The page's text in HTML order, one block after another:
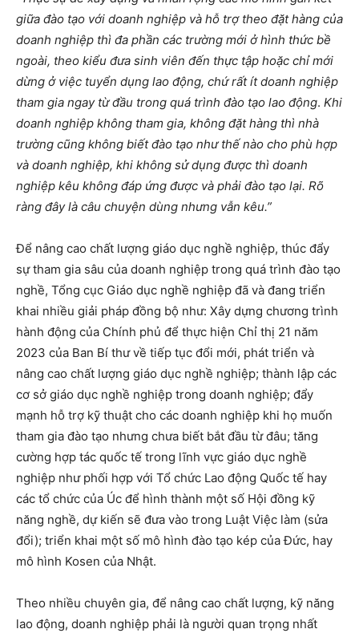
giữa đào tạo với doanh nghiệp và hỗ trợ theo đặt hàng của
doanh nghiệp thì đa phần các trường mới ở hình thức bề
ngoài, theo kiểu đưa sinh viên đến thực tập hoặc chỉ mới
dừng ở việc tuyển dụng lao động, chứ rất ít doanh nghiệp
tham gia ngay từ đầu trong quá trình đào tạo lao động. Khi
doanh nghiệp không tham gia, không đặt hàng thì nhà
trường cũng không biết đào tạo như thế nào cho phù hợp
và doanh nghiệp, khi không sử dụng được thì doanh
nghiệp kêu không đáp ứng được và phải đào tạo lại. Rõ
ràng đây là câu chuyện dùng nhưng vẫn kêu.”
Để nâng cao chất lượng giáo dục nghề nghiệp, thúc đẩy
sự tham gia sâu của doanh nghiệp trong quá trình đào tạo
nghề, Tổng cục Giáo dục nghề nghiệp đã và đang triển
khai nhiều giải pháp đồng bộ như: Xây dựng chương trình
hành động của Chính phủ để thực hiện Chỉ thị 21 năm
2023 của Ban Bí thư về tiếp tục đổi mới, phát triển và
nâng cao chất lượng giáo dục nghề nghiệp; thành lập các
cơ sở giáo dục nghề nghiệp trong doanh nghiệp; đẩy
mạnh hỗ trợ kỹ thuật cho các doanh nghiệp khi họ muốn
tham gia đào tạo nhưng chưa biết bắt đầu từ đâu; tăng
cường hợp tác quốc tế trong lĩnh vực giáo dục nghề
nghiệp như phối hợp với Tổ chức Lao động Quốc tế hay
các tổ chức của Úc để hình thành một số Hội đồng kỹ
năng nghề, dự kiến sẽ đưa vào trong Luật Việc làm (sửa
đổi); triển khai một số mô hình đào tạo kép của Đức, hay
mô hình Kosen của Nhật.
Theo nhiều chuyên gia, để nâng cao chất lượng, kỹ năng
lao động, doanh nghiệp phải là người quan trọng nhất